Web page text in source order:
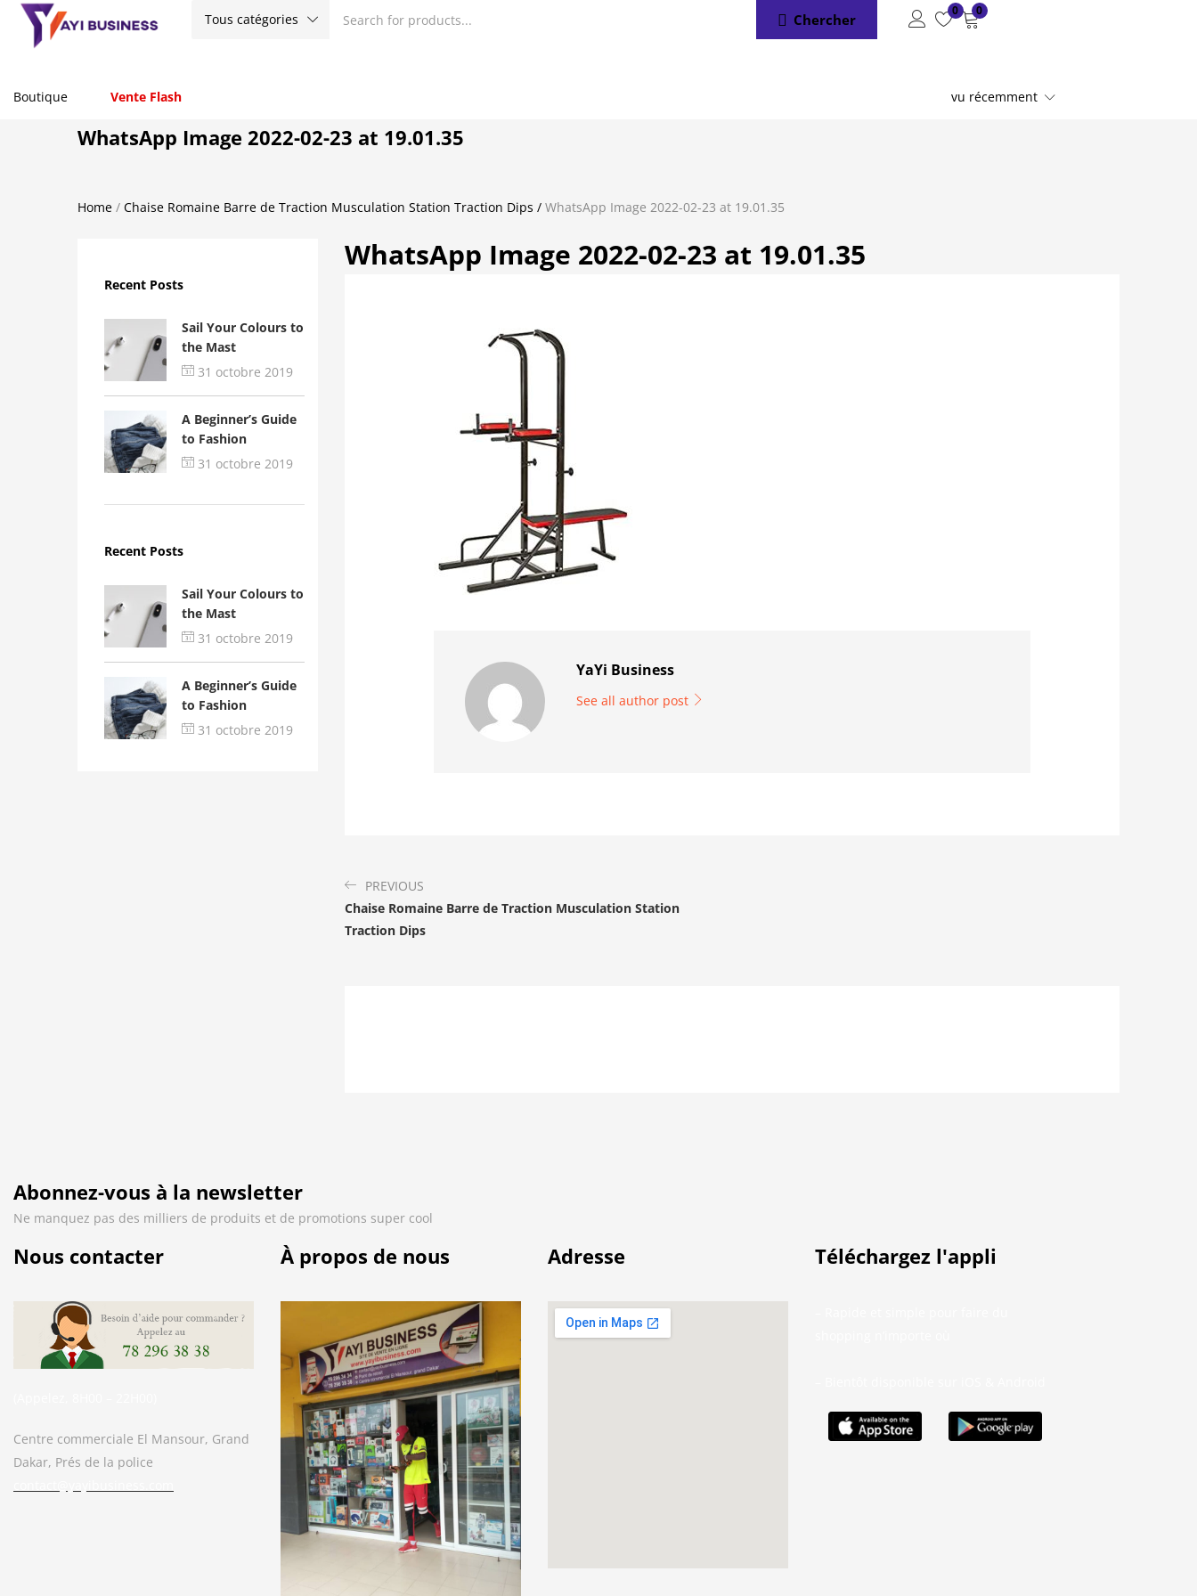
Tous catégories Chercher
0 0
Boutique Vente Flash vu récemment
WhatsApp Image 2022-02-23 at 19.01.35
Home / Chaise Romaine Barre de Traction Musculation Station Traction Dips / WhatsApp Image 2022-02-23 at 19.01.35
Recent Posts
Sail Your Colours to
the Mast
31 octobre 2019
A Beginner’s Guide
to Fashion
31 octobre 2019
Recent Posts
Sail Your Colours to
the Mast
31 octobre 2019
A Beginner’s Guide
to Fashion
31 octobre 2019
WhatsApp Image 2022-02-23 at 19.01.35
YaYi Business
See all author post
PREVIOUS
Chaise Romaine Barre de Traction Musculation Station
Traction Dips
Abonnez-vous à la newsletter
Ne manquez pas des milliers de produits et de promotions super cool
Nous contacter
Centre commerciale El Mansour, Grand
Dakar, Prés de la police
À propos de nous Adresse Téléchargez l'appli
Bonjour. En quoi puis-je vous aider ?